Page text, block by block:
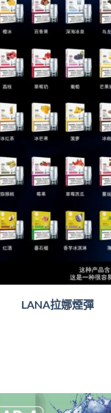
LANA拉娜煙彈